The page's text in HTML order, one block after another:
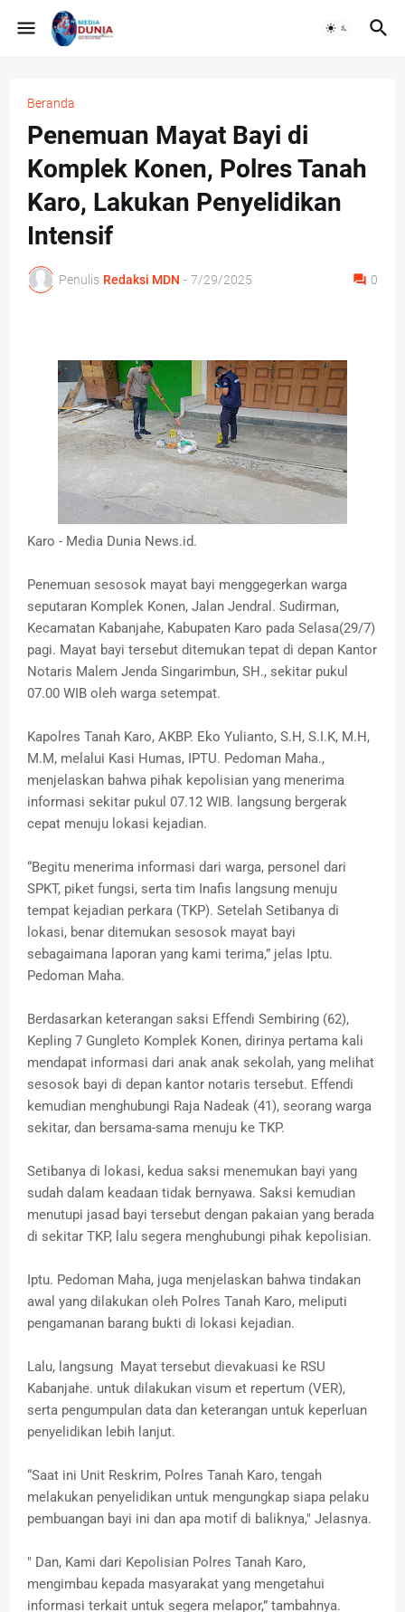
Beranda
Penemuan Mayat Bayi di
Komplek Konen, Polres Tanah
Karo, Lakukan Penyelidikan
Intensif
Penulis Redaksi MDN - 7/29/2025 0
Karo - Media Dunia News.id.
Penemuan sesosok mayat bayi menggegerkan warga
seputaran Komplek Konen, Jalan Jendral. Sudirman,
Kecamatan Kabanjahe, Kabupaten Karo pada Selasa(29/7)
pagi. Mayat bayi tersebut ditemukan tepat di depan Kantor
Notaris Malem Jenda Singarimbun, SH., sekitar pukul
07.00 WIB oleh warga setempat.
Kapolres Tanah Karo, AKBP. Eko Yulianto, S.H, S.I.K, M.H,
M.M, melalui Kasi Humas, IPTU. Pedoman Maha.,
menjelaskan bahwa pihak kepolisian yang menerima
informasi sekitar pukul 07.12 WIB. langsung bergerak
cepat menuju lokasi kejadian.
“Begitu menerima informasi dari warga, personel dari
SPKT, piket fungsi, serta tim Inafis langsung menuju
tempat kejadian perkara (TKP). Setelah Setibanya di
lokasi, benar ditemukan sesosok mayat bayi
sebagaimana laporan yang kami terima,” jelas Iptu.
Pedoman Maha.
Berdasarkan keterangan saksi Effendi Sembiring (62),
Kepling 7 Gungleto Komplek Konen, dirinya pertama kali
mendapat informasi dari anak anak sekolah, yang melihat
sesosok bayi di depan kantor notaris tersebut. Effendi
kemudian menghubungi Raja Nadeak (41), seorang warga
sekitar, dan bersama-sama menuju ke TKP.
Setibanya di lokasi, kedua saksi menemukan bayi yang
sudah dalam keadaan tidak bernyawa. Saksi kemudian
menutupi jasad bayi tersebut dengan pakaian yang berada
di sekitar TKP, lalu segera menghubungi pihak kepolisian.
Iptu. Pedoman Maha, juga menjelaskan bahwa tindakan
awal yang dilakukan oleh Polres Tanah Karo, meliputi
pengamanan barang bukti di lokasi kejadian.
Lalu, langsung Mayat tersebut dievakuasi ke RSU
Kabanjahe. untuk dilakukan visum et repertum (VER),
serta pengumpulan data dan keterangan untuk keperluan
penyelidikan lebih lanjut.
“Saat ini Unit Reskrim, Polres Tanah Karo, tengah
melakukan penyelidikan untuk mengungkap siapa pelaku
pembuangan bayi ini dan apa motif di baliknya," Jelasnya.
" Dan, Kami dari Kepolisian Polres Tanah Karo,
mengimbau kepada masyarakat yang mengetahui
informasi terkait untuk segera melapor,” tambahnya.